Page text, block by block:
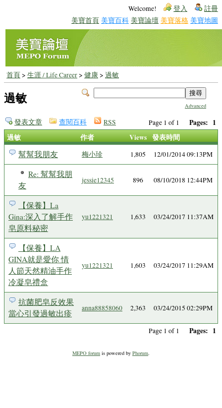
Welcome! 登入 註冊
美寶首頁 美寶百科 美寶論壇 美寶落格 美寶地圖
首頁> 生涯 / Life Career> 健康> 過敏
Advanced
過敏
Page 1 of 1 Pages: 1
發表文章 查閱百科 RSS
過敏 作者 Views 發表時間
幫幫我朋友 梅小珍 1,805 12/01/2014 09:13PM
Re: 幫幫我朋
友
jessie12345 896 08/10/2018 12:44PM
【保養】La
Gina:深入了解手作
皂原料秘密
yu1221321 1,633 03/24/2017 11:37AM
【保養】LA
GINA就是愛你 情
人節天然精油手作
冷凝皂禮盒
yu1221321 1,603 03/24/2017 11:29AM
抗菌肥皂反效果
當心引發過敏出疹
anna88858060 2,363 03/24/2015 02:29PM
Page 1 of 1 Pages: 1
MEPO forum is powered by Phorum.